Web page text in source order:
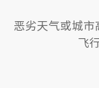
恶劣天气或城市
飞